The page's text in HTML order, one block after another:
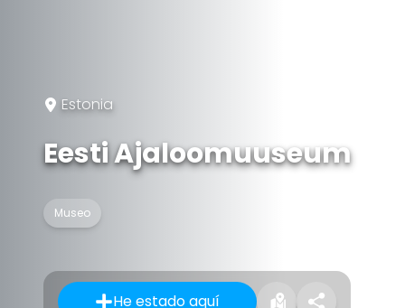
Estonia
Eesti Ajaloomuuseum
Museo
He estado aquí